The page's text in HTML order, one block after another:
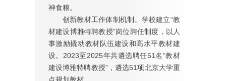
神食粮。
创新教材工作体制机制。学校建立“教
材建设博雅特聘教授”岗位聘任制度，以人
事激励撬动教材队伍建设和高水平教材建
设。2023至2025年共遴选聘任51名“教材
建设博雅特聘教授”，遴选51项北京大学重
点规划教材。